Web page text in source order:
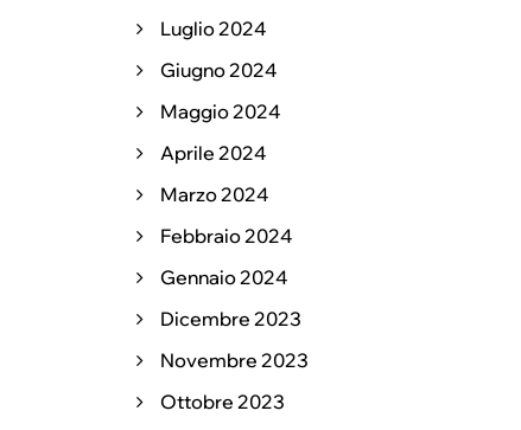
Luglio 2024
Giugno 2024
Maggio 2024
Aprile 2024
Marzo 2024
Febbraio 2024
Gennaio 2024
Dicembre 2023
Novembre 2023
Ottobre 2023